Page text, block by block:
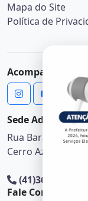
Sede
Rua Barão do
Cerro Azul -
(41)3662-1222
Segunda à Sexta -